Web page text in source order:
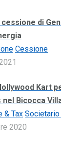
cessione di
Cessione
Kart
Bicocca
& Tax
2020